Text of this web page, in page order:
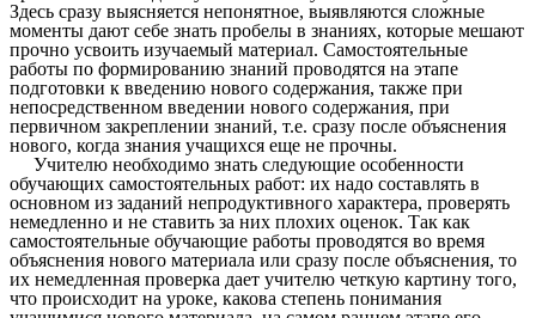
Здесь сразу выясняется непонятное, выявляются сложные
моменты дают себе знать пробелы в знаниях, которые мешают
прочно усвоить изучаемый материал. Самостоятельные
работы по формированию знаний проводятся на этапе
подготовки к введению нового содержания, также при
непосредственном введении нового содержания, при
первичном закреплении знаний, т.е. сразу после объяснения
нового, когда знания учащихся еще не прочны.
Учителю необходимо знать следующие особенности
обучающих самостоятельных работ: их надо составлять в
основном из заданий непродуктивного характера, проверять
немедленно и не ставить за них плохих оценок. Так как
самостоятельные обучающие работы проводятся во время
объяснения нового материала или сразу после объяснения, то
их немедленная проверка дает учителю четкую картину того,
что происходит на уроке, какова степень понимания